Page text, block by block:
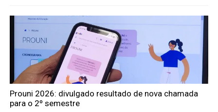
Prouni 2026: divulgado resultado de nova chamada
para o 2º semestre